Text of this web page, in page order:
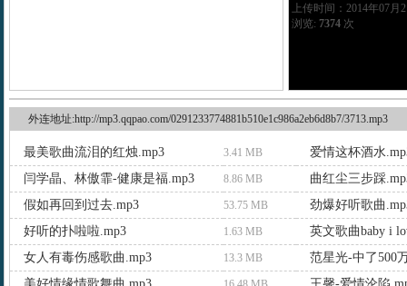
上传时间：2014年07月
浏览: 7374次
外连地址:http://mp3.qqpao.com/0291233774881b510e1c986a2eb6d8b7/3713.mp3
最美歌曲流泪的红烛.mp3 3.41 MB
爱情这杯酒水
闫学晶、林傲霏-健康是福.mp3
8.86 MB
曲红尘三步踩
假如再回到过去.mp3
53.75 MB
劲爆好听歌曲
好听的扑啦啦.mp3
1.63 MB
英文歌曲baby i
女人有毒伤感歌曲.mp3
13.3 MB
范星光-中了500